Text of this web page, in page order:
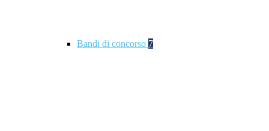
Bandi di concorso 7